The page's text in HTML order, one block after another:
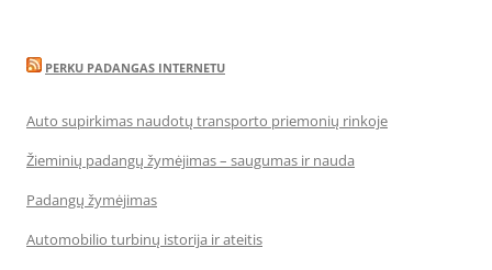
PERKU PADANGAS INTERNETU
Auto supirkimas naudotų transporto priemonių rinkoje
Žieminių padangų žymėjimas – saugumas ir nauda
Padangų žymėjimas
Automobilio turbinų istorija ir ateitis